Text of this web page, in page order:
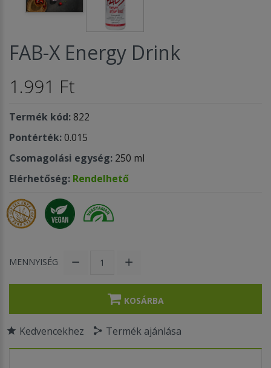
FAB-X Energy Drink
1.991 Ft
Termék kód:822
Pontérték:0.015
Csomagolási egység: 250 ml
Elérhetőség: Rendelhető
MENNYISÉG
KOSÁRBA
Kedvencekhez Termék ajánlása